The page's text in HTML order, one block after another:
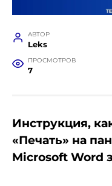
АВТОР
Leks
ПРОСМОТРОВ
7
Инструкция,
«Печать» на
Microsoft Word